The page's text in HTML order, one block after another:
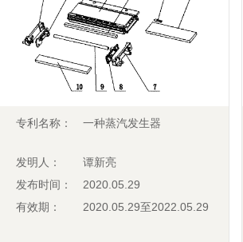
专利名称： 一种蒸汽发生器
发明人：
谭新亮
发布时间：
2020.05.29
有效期：
2020.05.29至2022.05.29